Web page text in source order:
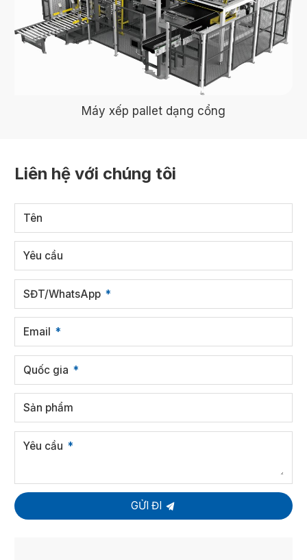
Máy xếp pallet dạng cổng
Liên hệ với chúng tôi
Tên
Yêu cầu
SĐT/WhatsApp
Email
Quốc gia
Sản phẩm
Yêu cầu
GỬI ĐI